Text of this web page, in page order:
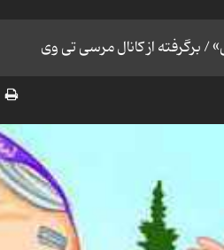
برگرفته از کانال مرسی تی وی